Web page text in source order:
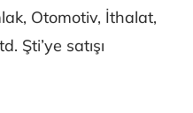
Otomotiv, İthalat,
Şti’ye satışı